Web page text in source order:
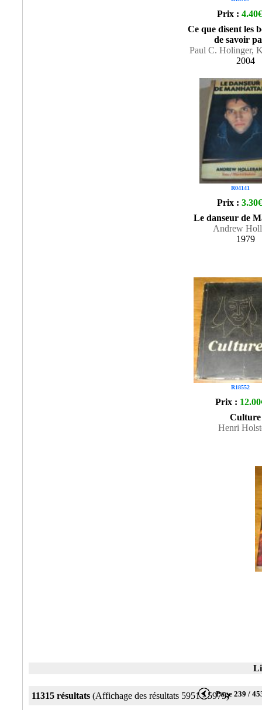
Prix : 4.40€
Ce que disent les
de savoir
Paul C. Holinger,
2004
R04141
Prix : 3.30€
Le danseur de
Andrew
1979
R18552
Prix :
Culture
Henri
11315 résultats (Affichage des résultats 5951 - 5975)Page 239 /